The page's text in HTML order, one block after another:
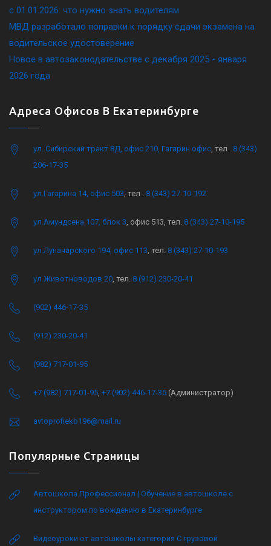
c 01.01.2026: что нужно знать водителям
МВД разработало поправки к порядку сдачи экзамена на
водительское удостоверение
Новое в автозаконодательстве с декабря 2025 - января
2026 года
Адреса Офисов В Екатеринбурге
ул. Сибирский тракт 8Д, офис 210, Гагарин офис , тел . 8 (343)
206-17-35
ул.Гагарина 14, офис 503 , тел . 8 (343) 27-10-192
ул.Амундсена 107, блок 3 , офис 513, тел. 8 (343) 27-10-195
ул.Луначарского 194, офис 113 , тел. 8 (343) 27-10-193
ул.Животноводов 20 , тел. 8 (912) 230-20-41
(902) 446-17-35
(912) 230-20-41
(982) 717-01-95
+7 (982) 717-01-95 +7 (902) 446-17-35 (Администратор)
avtoprofiekb196@mail.ru
Популярные Страницы
Автошкола Профессионал | Обучение в автошколе с
инструктором по вождению в Екатеринбурге
Видеоуроки от автошколы категория C грузовой